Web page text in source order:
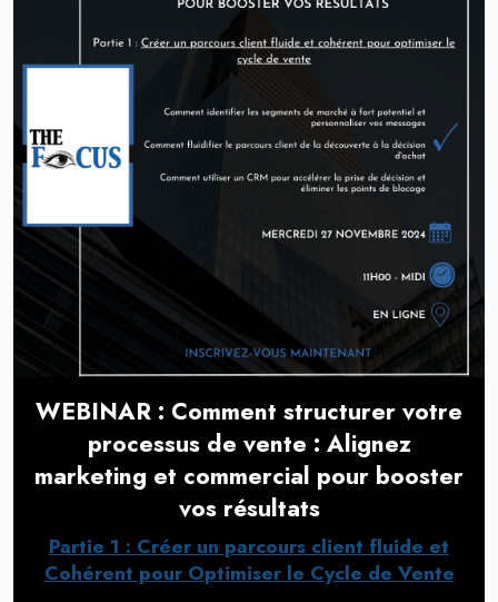
WEBINAR : Comment structurer votre
processus de vente : Alignez
marketing et commercial pour booster
vos résultats
Partie 1 : Créer un parcours client fluide et
Cohérent pour Optimiser le Cycle de Vente